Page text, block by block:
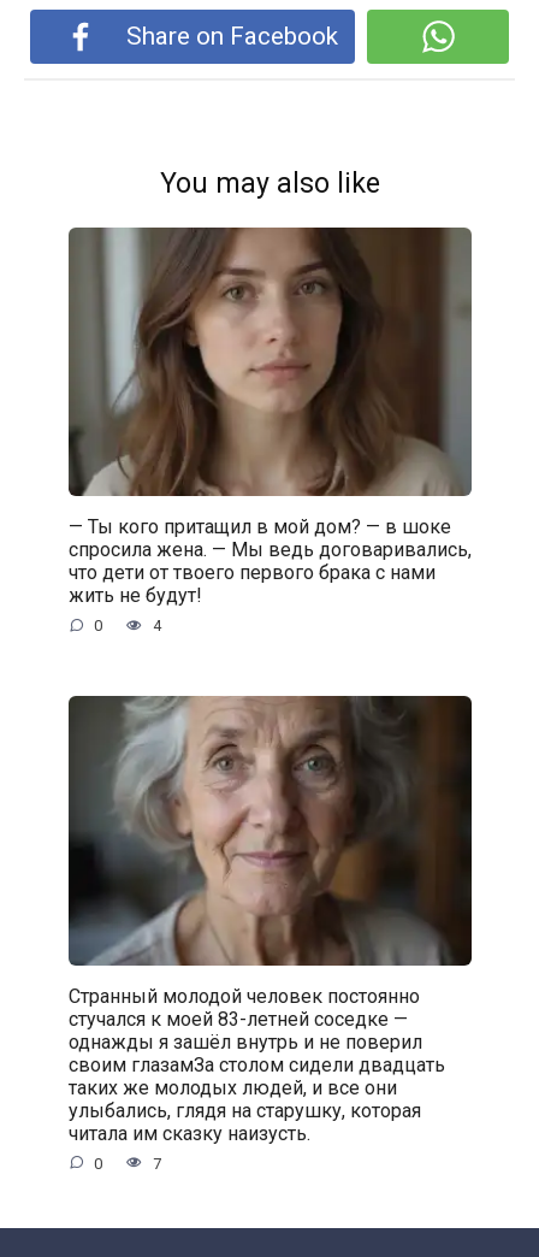
Share on Facebook
You may also like
— Ты кого притащил в мой дом? — в шоке
спросила жена. — Мы ведь договаривались,
что дети от твоего первого брака с нами
жить не будут!
0 4
Странный молодой человек постоянно
стучался к моей 83-летней соседке —
однажды я зашёл внутрь и не поверил
своим глазамЗа столом сидели двадцать
таких же молодых людей, и все они
улыбались, глядя на старушку, которая
читала им сказку наизусть.
0 7